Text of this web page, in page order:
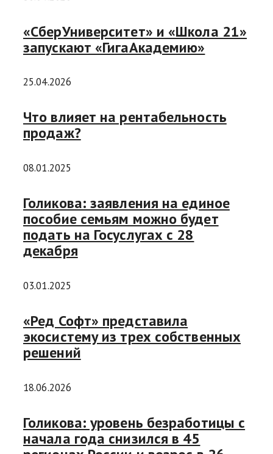
«СберУниверситет» и «Школа 21»
запускают «ГигаАкадемию»
25.04.2026
Что влияет на рентабельность
продаж?
08.01.2025
Голикова: заявления на единое
пособие семьям можно будет
подать на Госуслугах с 28
декабря
03.01.2025
«Ред Софт» представила
экосистему из трех собственных
решений
18.06.2026
Голикова: уровень безработицы с
начала года снизился в 45